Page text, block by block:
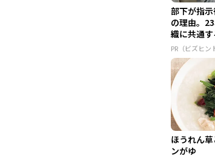
部下が指
の理由。
織に共通す
PR（ビズヒン
ほうれん
ンがゆ